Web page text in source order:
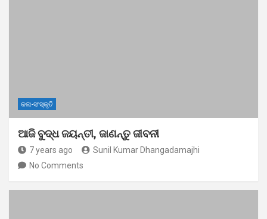
କଳା-ସଂସ୍କୃତି
ଆଜି ବୁଦ୍ଧ ଜୟନ୍ତୀ, ଜାଣନ୍ତୁ ଜୀବନୀ
7 years ago
Sunil Kumar Dhangadamajhi
No Comments